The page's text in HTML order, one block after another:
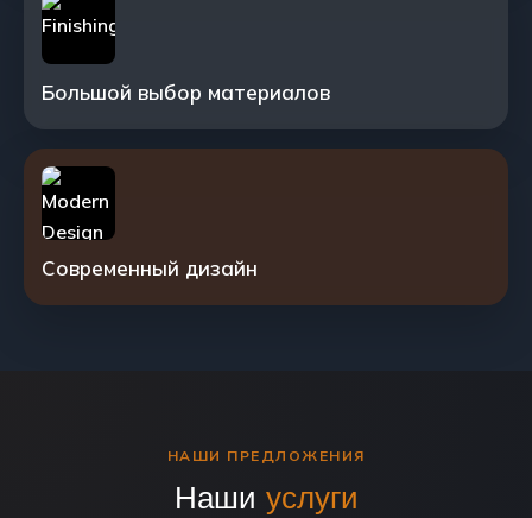
Большой выбор материалов
Современный дизайн
НАШИ ПРЕДЛОЖЕНИЯ
Наши услуги